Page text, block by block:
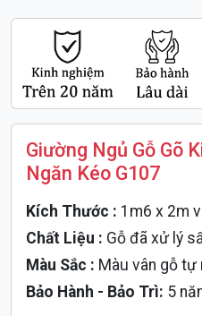
Giường Ngủ Gỗ Gõ
Ngăn Kéo G107
Kích Thước : 1m6 x 2m
Chất Liệu : Gỗ đã xử lý
Màu Sắc : Màu vân gỗ tự
Bảo Hành - Bảo Trì: 5